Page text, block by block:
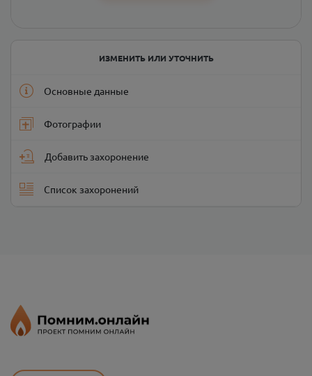
ИЗМЕНИТЬ ИЛИ УТОЧНИТЬ
Основные данные
Фотографии
Добавить захоронение
Список захоронений